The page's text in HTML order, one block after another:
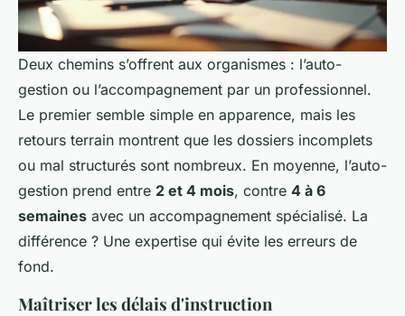
Deux chemins s’offrent aux organismes : l’auto-
gestion ou l’accompagnement par un professionnel.
Le premier semble simple en apparence, mais les
retours terrain montrent que les dossiers incomplets
ou mal structurés sont nombreux. En moyenne, l’auto-
gestion prend entre 2 et 4 mois, contre 4 à 6
semaines avec un accompagnement spécialisé. La
différence ? Une expertise qui évite les erreurs de
fond.
Maîtriser les délais d'instruction